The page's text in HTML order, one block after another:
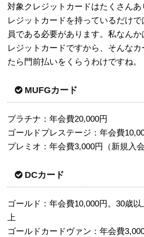
対象クレジットカードはたくさんあ
レジットカードを持っているだけ
員である必要があります。私なん
レジットカードですから、そんな
たら門前払いをくらうわけですね。
MUFGカード
プラチナ：年会費20,000円
ゴールドプレステージ：年会費
プレミオ：年会費3,000円（新規入会
DCカード
ゴールド：年会費10,000円。30歳
上
ゴールドカードヴァン：年会費